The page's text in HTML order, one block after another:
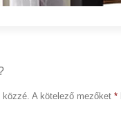
közzé. A kötelező mezőket *